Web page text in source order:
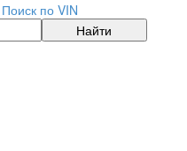
Поиск по VIN
Найти